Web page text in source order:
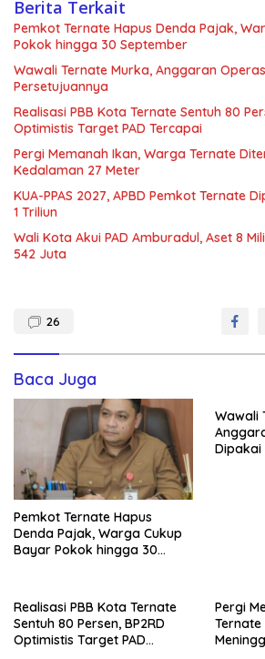
Berita Terkait
Pemkot Ternate Hapus Denda Pajak,
Pokok hingga 30 September
Wawali Ternate Murka, Anggaran
Persetujuannya
Realisasi PBB Kota Ternate Sentuh 80
Optimistis Target PAD Tercapai
Pergi Memanah Ikan, Warga Ternate
Kedalaman 27 Meter
KUA-PPAS 2027, APBD Pemkot Ternate
1 Triliun
Wali Kota Akui PAD Amburadul, Aset 8
542 Juta
26
Baca Juga
Pemkot Ternate Hapus
Denda Pajak, Warga Cukup
Bayar Pokok hingga 30
Wawali
Dipakai
Realisasi PBB Kota Ternate
Sentuh 80 Persen, BP2RD
Optimistis Target PAD
Pergi